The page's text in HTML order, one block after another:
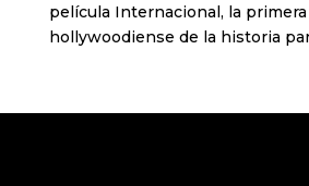
película Internacional, la
hollywoodiense de la historia